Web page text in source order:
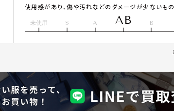
使用感があり、傷や汚れなどのダメージが少ないもの
未使用 S A AB B